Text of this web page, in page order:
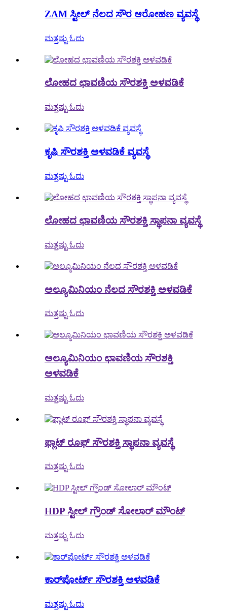
ZAM ಸ್ಟೀಲ್ ನೆಲದ ಸೌರ ಆರೋಹಣ ವ್ಯವಸ್ಥೆ
ಮತ್ತಷ್ಟು ಓದು
ಲೋಹದ ಛಾವಣಿಯ ಸೌರಶಕ್ತಿ ಅಳವಡಿಕೆ
ಮತ್ತಷ್ಟು ಓದು
ಕೃಷಿ ಸೌರಶಕ್ತಿ ಅಳವಡಿಕೆ ವ್ಯವಸ್ಥೆ
ಮತ್ತಷ್ಟು ಓದು
ಲೋಹದ ಛಾವಣಿಯ ಸೌರಶಕ್ತಿ ಸ್ಥಾಪನಾ ವ್ಯವಸ್ಥೆ
ಮತ್ತಷ್ಟು ಓದು
ಅಲ್ಯೂಮಿನಿಯಂ ನೆಲದ ಸೌರಶಕ್ತಿ ಅಳವಡಿಕೆ
ಮತ್ತಷ್ಟು ಓದು
ಅಲ್ಯೂಮಿನಿಯಂ ಛಾವಣಿಯ ಸೌರಶಕ್ತಿ
ಅಳವಡಿಕೆ
ಮತ್ತಷ್ಟು ಓದು
ಫ್ಲಾಟ್ ರೂಫ್ ಸೌರಶಕ್ತಿ ಸ್ಥಾಪನಾ ವ್ಯವಸ್ಥೆ
ಮತ್ತಷ್ಟು ಓದು
HDP ಸ್ಟೀಲ್ ಗ್ರೌಂಡ್ ಸೋಲಾರ್ ಮೌಂಟ್
ಮತ್ತಷ್ಟು ಓದು
ಕಾರ್‌ಪೋರ್ಟ್ ಸೌರಶಕ್ತಿ ಅಳವಡಿಕೆ
ಮತ್ತಷ್ಟು ಓದು